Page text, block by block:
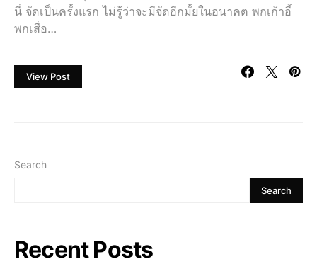
นี่ จัดเป็นครั้งแรก ไม่รู้ว่าจะมีจัดอีกมั้ยในอนาคต พกเก้าอี้
พกเสื่อ…
View Post
Search
Search
Recent Posts